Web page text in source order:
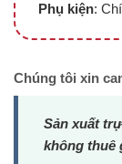
Phụ kiện:
Chúng tôi xin
Sản xuất
không thuê